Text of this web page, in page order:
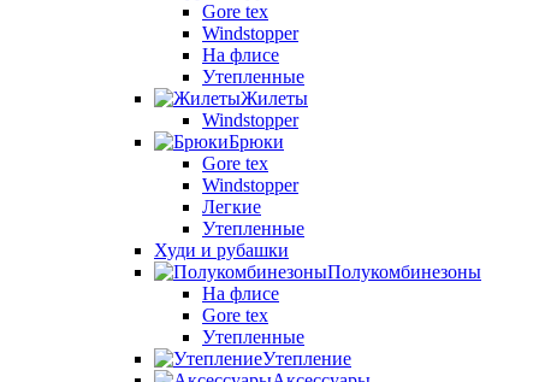
Gore tex
Windstopper
На флисе
Утепленные
Жилеты
Windstopper
Брюки
Gore tex
Windstopper
Легкие
Утепленные
Худи и рубашки
Полукомбинезоны
На флисе
Gore tex
Утепленные
Утепление